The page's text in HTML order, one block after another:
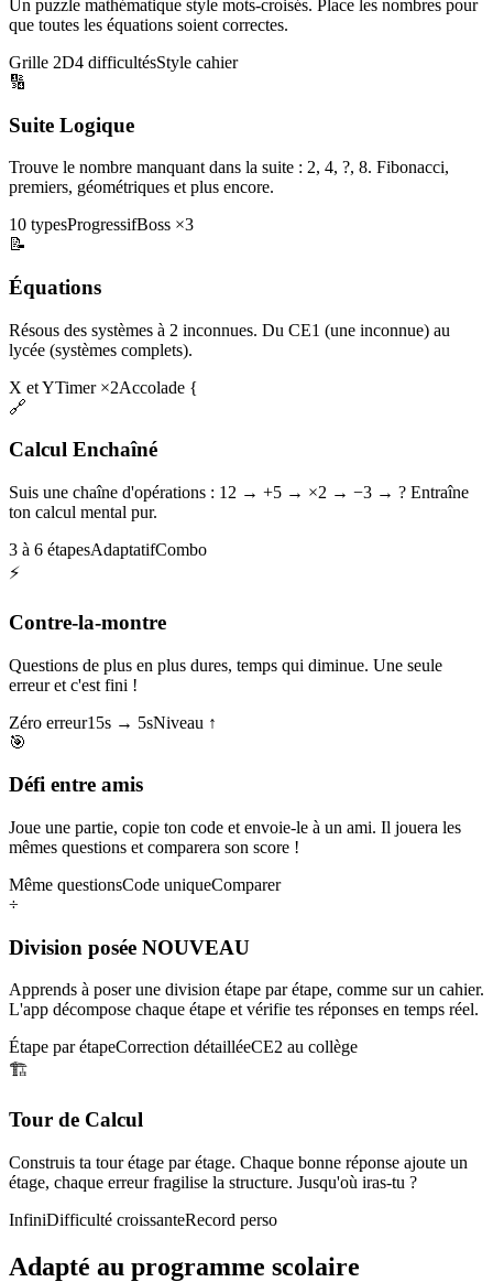
Un puzzle mathématique style mots-croisés. Place les nombres pour
que toutes les équations soient correctes.
Grille 2D4 difficultésStyle cahier
🔢
Suite Logique
Trouve le nombre manquant dans la suite : 2, 4, ?, 8. Fibonacci,
premiers, géométriques et plus encore.
10 typesProgressifBoss ×3
📝
Équations
Résous des systèmes à 2 inconnues. Du CE1 (une inconnue) au
lycée (systèmes complets).
X et YTimer ×2Accolade {
🔗
Calcul Enchaîné
Suis une chaîne d'opérations : 12 → +5 → ×2 → −3 → ? Entraîne
ton calcul mental pur.
3 à 6 étapesAdaptatifCombo
⚡
Contre-la-montre
Questions de plus en plus dures, temps qui diminue. Une seule
erreur et c'est fini !
Zéro erreur15s → 5sNiveau ↑
🎯
Défi entre amis
Joue une partie, copie ton code et envoie-le à un ami. Il jouera les
mêmes questions et comparera son score !
Même questionsCode uniqueComparer
÷
Division posée NOUVEAU
Apprends à poser une division étape par étape, comme sur un cahier.
L'app décompose chaque étape et vérifie tes réponses en temps réel.
Étape par étapeCorrection détailléeCE2 au collège
🏗️
Tour de Calcul
Construis ta tour étage par étage. Chaque bonne réponse ajoute un
étage, chaque erreur fragilise la structure. Jusqu'où iras-tu ?
InfiniDifficulté croissanteRecord perso
Adapté au programme scolaire